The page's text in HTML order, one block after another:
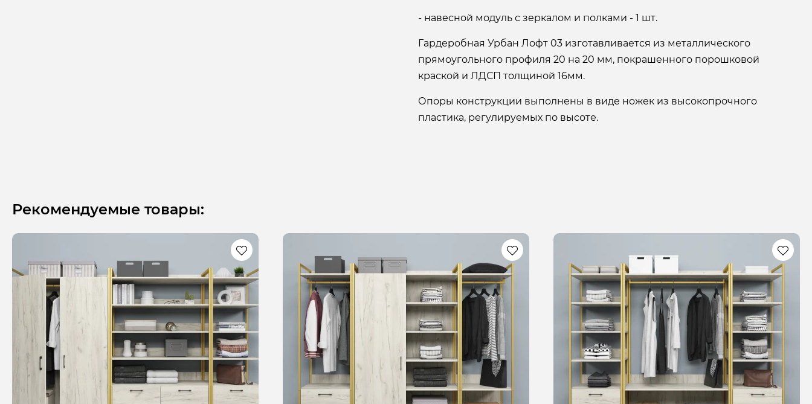
- навесной модуль с зеркалом и полками - 1 шт.
Гардеробная Урбан Лофт 03 изготавливается из металлического
прямоугольного профиля 20 на 20 мм, покрашенного порошковой
краской и ЛДСП толщиной 16мм.
Опоры конструкции выполнены в виде ножек из высокопрочного
пластика, регулируемых по высоте.
Рекомендуемые товары: